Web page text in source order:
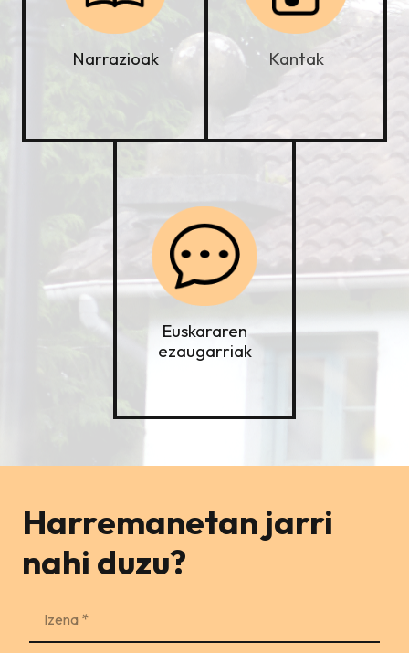
Narrazioak Kantak
Euskararen
ezaugarriak
Harremanetan jarri
nahi duzu?